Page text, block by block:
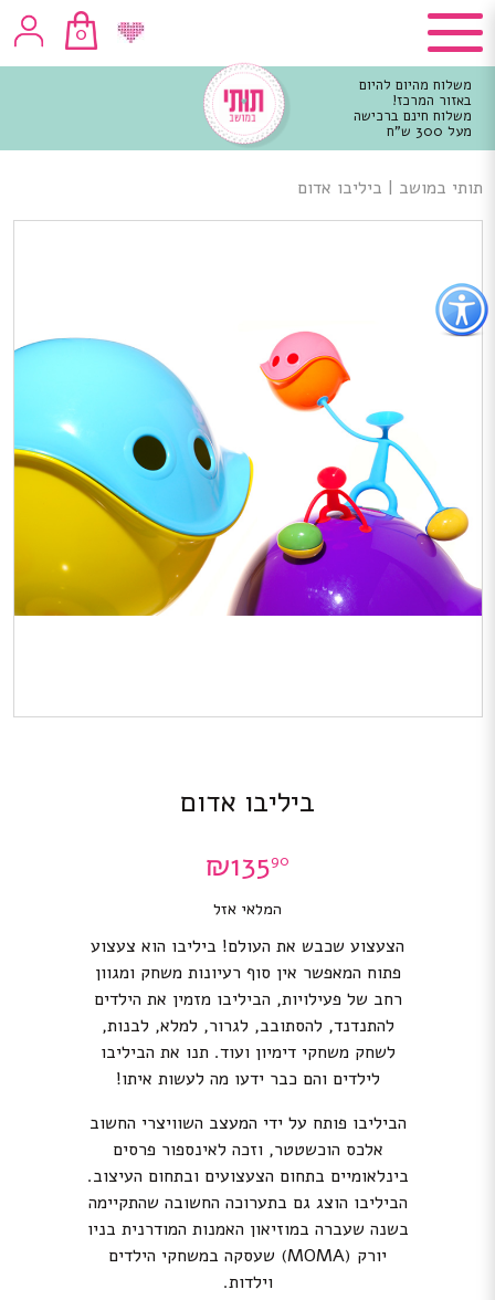
כפתור
לפתיחת
תפריט
נגישות
0
משלוח מהיום להיום
באזור המרכז!
משלוח חינם ברכישה
מעל 300 ש"ח
מרכזי
תותי במושב | ביליבו אדום
ביליבו אדום
₪13590
המלאי אזל
הצעצוע שכבש את העולם! ביליבו הוא צעצוע
פתוח המאפשר אין סוף רעיונות משחק ומגוון
רחב של פעילויות, הביליבו מזמין את הילדים
להתנדנד, להסתובב, לגרור, למלא, לבנות,
לשחק משחקי דימיון ועוד. תנו את הביליבו
לילדים והם כבר ידעו מה לעשות איתו!
הביליבו פותח על ידי המעצב השוויצרי החשוב
אלכס הוכשטטר, וזכה לאינספור פרסים
בינלאומיים בתחום הצעצועים ובתחום העיצוב.
הביליבו הוצג גם בתערוכה החשובה שהתקיימה
בשנה שעברה במוזיאון האמנות המודרנית בניו
יורק (MOMA) שעסקה במשחקי הילדים
וילדות.